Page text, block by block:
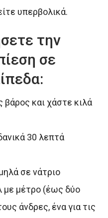
υπερβολικά.
την
σε
βάρος και χάστε κιλά
30 λεπτά
σε νάτριο
με μέτρο (έως δύο
άνδρες, ένα για τις